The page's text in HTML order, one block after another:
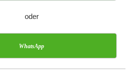
oder
WhatsApp